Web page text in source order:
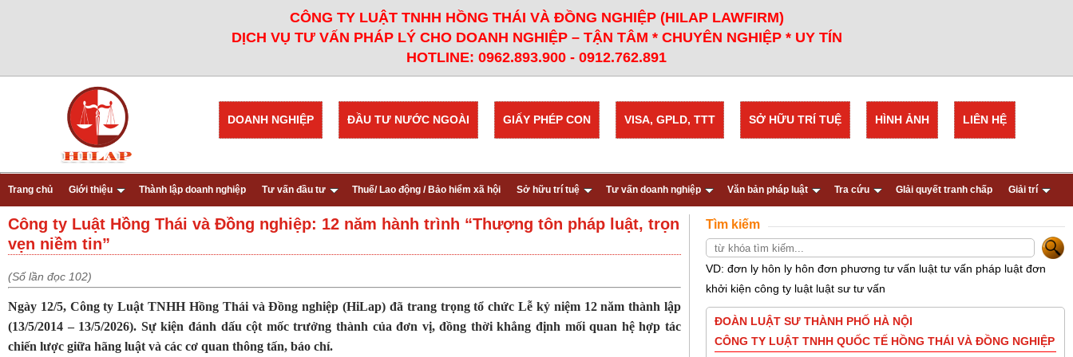
CÔNG TY LUẬT TNHH HỒNG THÁI VÀ ĐỒNG NGHIỆP (HILAP LAWFIRM)
DỊCH VỤ TƯ VẤN PHÁP LÝ CHO DOANH NGHIỆP – TẬN TÂM * CHUYÊN NGHIỆP * UY TÍN
HOTLINE: 0962.893.900 - 0912.762.891
LIÊN HỆ
HÌNH ẢNH
SỞ HỮU TRÍ TUỆ
VISA, GPLD, TTT
GIẤY PHÉP CON
ĐẦU TƯ NƯỚC NGOÀI
DOANH NGHIỆP
Trang chủ Giới thiệu Thành lập doanh nghiệp Tư vấn đầu tư Thuế/ Lao động / Bảo hiểm xã hội Sở hữu trí tuệ Tư vấn doanh nghiệp Văn bản pháp luật Tra cứu GIải quyết tranh chấp Giải trí
Công ty Luật Hồng Thái và Đồng nghiệp: 12 năm hành trình “Thượng tôn pháp luật, trọn
vẹn niềm tin”
(Số lần đọc 102)
Ngày 12/5, Công ty Luật TNHH Hồng Thái và Đồng nghiệp (HiLap) đã trang trọng tổ chức Lễ kỷ niệm 12 năm thành lập
(13/5/2014 – 13/5/2026). Sự kiện đánh dấu cột mốc trưởng thành của đơn vị, đồng thời khẳng định mối quan hệ hợp tác
chiến lược giữa hãng luật và các cơ quan thông tấn, báo chí.
Tìm kiếm
VD: đơn ly hôn ly hôn đơn phương tư vấn luật tư vấn pháp luật đơn
khởi kiện công ty luật luật sư tư vấn
ĐOÀN LUẬT SƯ THÀNH PHỐ HÀ NỘI
CÔNG TY LUẬT TNHH QUỐC TẾ HỒNG THÁI VÀ ĐỒNG NGHIỆP